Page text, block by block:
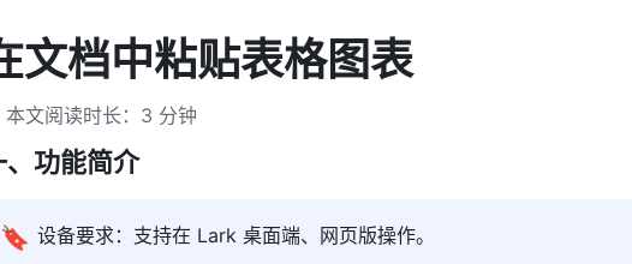
文档中粘贴表格图表
本文阅读时长：3 分钟
、功能简介
🔖 设备要求：支持在 Lark 桌面端、网页版操作。